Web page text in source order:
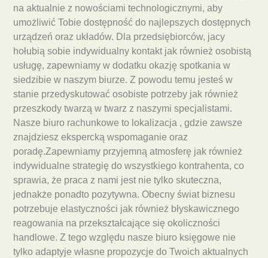
na aktualnie z nowościami technologicznymi, aby
umożliwić Tobie dostępność do najlepszych dostępnych
urządzeń oraz układów. Dla przedsiębiorców, jacy
hołubią sobie indywidualny kontakt jak również osobistą
usługę, zapewniamy w dodatku okazję spotkania w
siedzibie w naszym biurze. Z powodu temu jesteś w
stanie przedyskutować osobiste potrzeby jak również
przeszkody twarzą w twarz z naszymi specjalistami.
Nasze biuro rachunkowe to lokalizacja , gdzie zawsze
znajdziesz ekspercką wspomaganie oraz
poradę.Zapewniamy przyjemną atmosferę jak również
indywidualne strategię do wszystkiego kontrahenta, co
sprawia, że praca z nami jest nie tylko skuteczna,
jednakże ponadto pozytywna. Obecny świat biznesu
potrzebuje elastyczności jak również błyskawicznego
reagowania na przekształcające się okoliczności
handlowe. Z tego względu nasze biuro księgowe nie
tylko adaptyje własne propozycje do Twoich aktualnych